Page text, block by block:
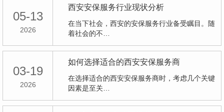
05-13
2026
西安安保服务行业现状分析
在当下社会，西安的安保服务行业备受瞩目。随
着社会的不…
03-19
2026
如何选择适合的西安安保服务商
在选择适合的西安安保服务商时，考虑几个关键
因素是至关…